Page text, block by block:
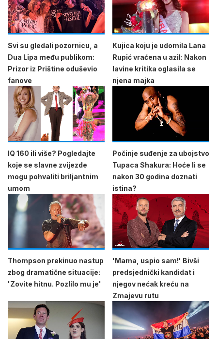
Svi su gledali pozornicu, a
Dua Lipa među publikom:
Prizor iz Prištine oduševio
fanove
Kujica koju je udomila Lana
Rupić vraćena u azil: Nakon
lavine kritika oglasila se
njena majka
IQ 160 ili više? Pogledajte
koje se slavne zvijezde
mogu pohvaliti briljantnim
umom
Počinje suđenje za ubojstvo
Tupaca Shakura: Hoće li se
nakon 30 godina doznati
istina?
Thompson prekinuo nastup
zbog dramatične situacije:
'Zovite hitnu. Pozlilo mu je'
'Mama, uspio sam!' Bivši
predsjednički kandidat i
njegov nećak kreću na
Zmajevu rutu